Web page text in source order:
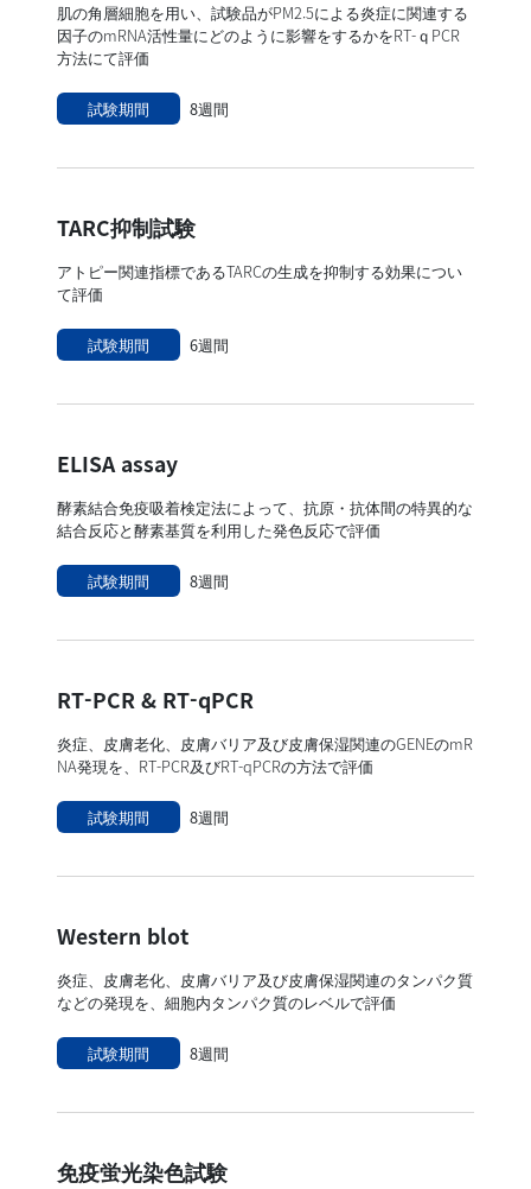
肌の角層細胞を用い、試験品がPM2.5による炎症に関連する
因子のmRNA活性量にどのように影響をするかをRT-ｑPCR
方法にて評価
試験期間 8週間
TARC抑制試験
アトピー関連指標であるTARCの生成を抑制する効果につい
て評価
試験期間 6週間
ELISA assay
酵素結合免疫吸着検定法によって、抗原・抗体間の特異的な
結合反応と酵素基質を利用した発色反応で評価
試験期間 8週間
RT-PCR & RT-qPCR
炎症、皮膚老化、皮膚バリア及び皮膚保湿関連のGENEのmR
NA発現を、RT-PCR及びRT-qPCRの方法で評価
試験期間 8週間
Western blot
炎症、皮膚老化、皮膚バリア及び皮膚保湿関連のタンパク質
などの発現を、細胞内タンパク質のレベルで評価
試験期間 8週間
免疫蛍光染色試験